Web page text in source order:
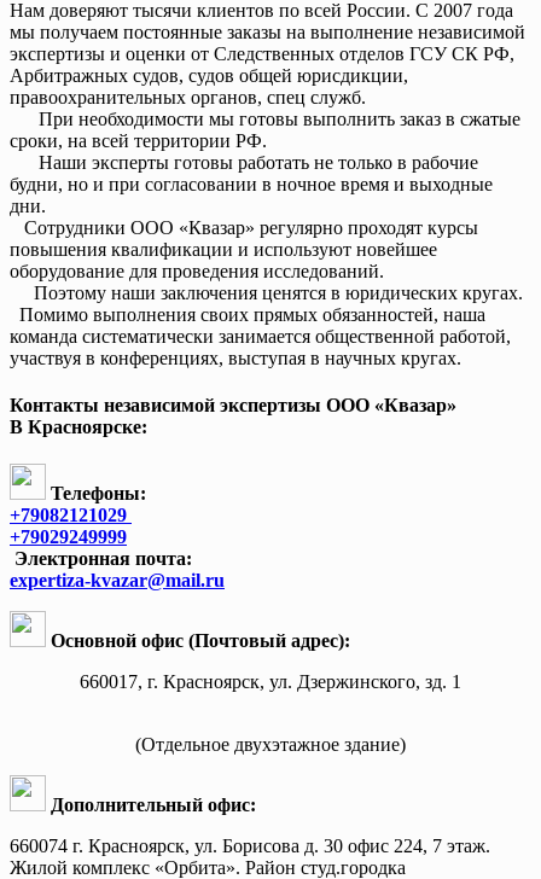
Нам доверяют тысячи клиентов по всей России. С 2007 года
мы получаем постоянные заказы на выполнение независимой
экспертизы и оценки от Следственных отделов ГСУ СК РФ,
Арбитражных судов, судов общей юрисдикции,
правоохранительных органов, спец служб.
При необходимости мы готовы выполнить заказ в сжатые
сроки, на всей территории РФ.
Наши эксперты готовы работать не только в рабочие
будни, но и при согласовании в ночное время и выходные
дни.
Сотрудники ООО «Квазар» регулярно проходят курсы
повышения квалификации и используют новейшее
оборудование для проведения исследований.
Поэтому наши заключения ценятся в юридических кругах.
Помимо выполнения своих прямых обязанностей, наша
команда систематически занимается общественной работой,
участвуя в конференциях, выступая в научных кругах.
Контакты независимой экспертизы ООО «Квазар»
В Красноярске:
Телефоны:
+79082121029
+79029249999
Электронная почта:
expertiza-kvazar@mail.ru
Основной офис (Почтовый адрес):
660017, г. Красноярск, ул. Дзержинского, зд. 1
(Отдельное двухэтажное здание)
Дополнительный офис:
660074 г. Красноярск, ул. Борисова д. 30 офис 224, 7 этаж.
Жилой комплекс «Орбита». Район студ.городка